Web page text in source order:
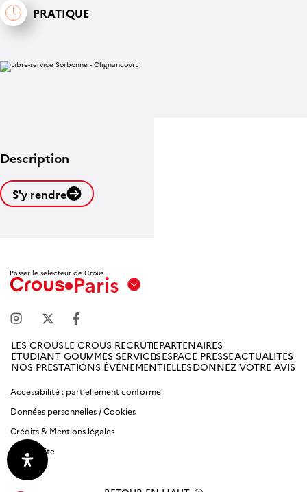
PRATIQUE
Description
S'y rendre
Passer le selecteur de Crous
Paris
Marseille
Amiens
Antilles
Guyane
Bordeaux-
Aquitaine
LES CROUSLE CROUS RECRUTEPARTENAIRES
ETUDIANT GOUVMES SERVICESESPACE PRESSEACTUALITÉS
NOS PRESTATIONS ÉVÉNEMENTIELLESDONNEZ VOTRE AVIS
Accessibilité : partiellement conforme
Données personnelles / Cookies
Crédits & Mentions légales
Plan du site